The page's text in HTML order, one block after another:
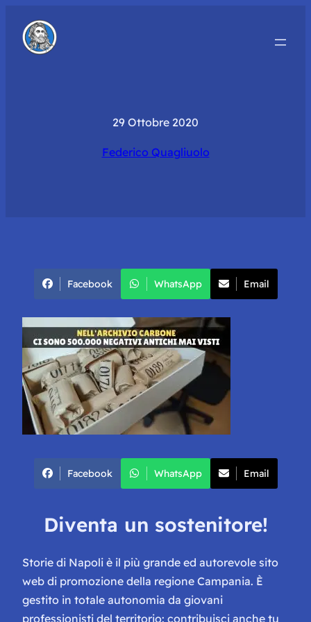
29 Ottobre 2020
Federico Quagliuolo
Facebook WhatsApp Email
Facebook WhatsApp Email
Diventa un sostenitore!
Storie di Napoli è il più grande ed autorevole sito
web di promozione della regione Campania. È
gestito in totale autonomia da giovani
professionisti del territorio: contribuisci anche tu